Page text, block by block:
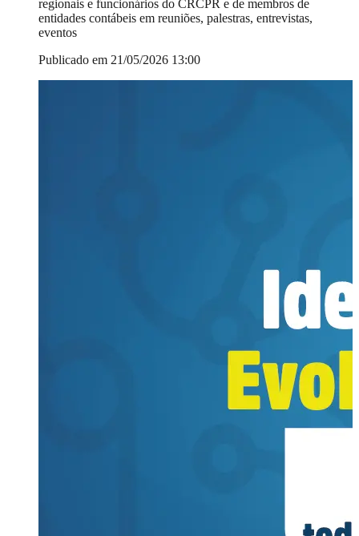
regionais e funcionários do CRCPR e de membros de
entidades contábeis em reuniões, palestras, entrevistas,
eventos
Publicado em 21/05/2026 13:00